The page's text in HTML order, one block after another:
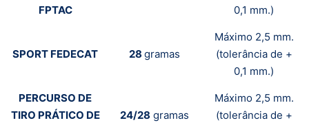
FPTAC
0,1 mm.)
SPORT FEDECAT 28 gramas
Máximo 2,5 mm.
(tolerância de +
0,1 mm.)
PERCURSO DE
TIRO PRÁTICO DE
24/28 gramas
Máximo 2,5 mm.
(tolerância de +